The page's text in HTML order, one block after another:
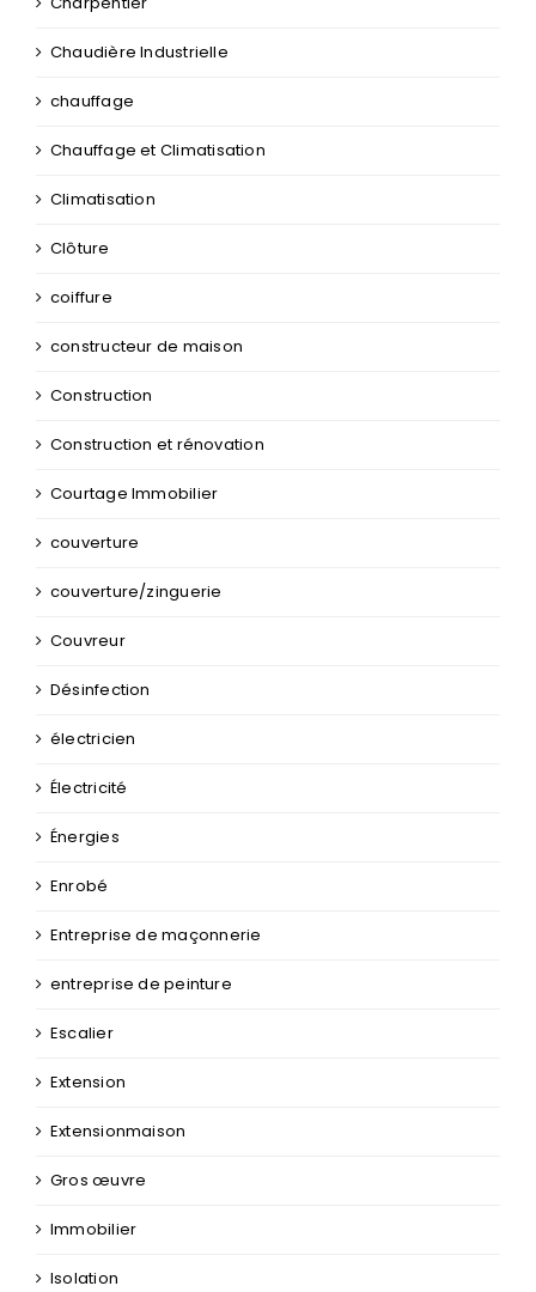
Chaudière Industrielle
chauffage
Chauffage et Climatisation
Climatisation
Clôture
coiffure
constructeur de maison
Construction
Construction et rénovation
Courtage Immobilier
couverture
couverture/zinguerie
Couvreur
Désinfection
électricien
Électricité
Énergies
Enrobé
Entreprise de maçonnerie
entreprise de peinture
Escalier
Extension
Extensionmaison
Gros œuvre
Immobilier
Isolation